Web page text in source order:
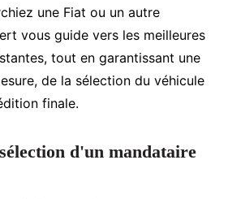
une Fiat ou un autre
vous guide vers les meilleures
tout en garantissant une
de la sélection du véhicule
finale.
d'un mandataire